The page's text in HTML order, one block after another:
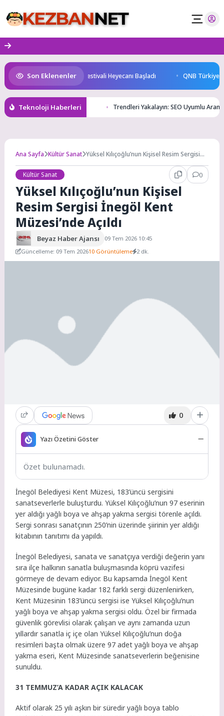
to
content
Son Eklenenler
Konya’da Bisiklet Festivali Heyecanı Başladı QNB Türkiye
Teknoloji Haberleri Trendleri Yakalayın: SEO Uyumlu
Ana Sayfa Kültür Sanat Yüksel Kılıçoğlu’nun Kişisel Resim Sergisi
Kültür Sanat
0
Yüksel Kılıçoğlu’nun Kişisel
Resim Sergisi İnegöl Kent
Müzesi’nde Açıldı
Beyaz Haber Ajansı
09 Tem 2026 10:45
Güncelleme: 09 Tem 202610 Görüntüleme 2 dk.
0
Yazı Özetini Göster
Özet bulunamadı.
İnegöl Belediyesi Kent Müzesi, 183’üncü sergisini
sanatseverlerle buluşturdu. Yüksel Kılıçoğlu’nun 97 eserinin
yer aldığı yağlı boya ve ahşap yakma sergisi törenle açıldı.
Sergi sonrası sanatçının 250’nin üzerinde şiirinin yer aldığı
kitabının tanıtımı da yapıldı.
İnegöl Belediyesi, sanata ve sanatçıya verdiği değerin yanı
sıra ilçe halkının sanatla buluşmasında köprü vazifesi
görmeye de devam ediyor. Bu kapsamda İnegöl Kent
Müzesinde bugüne kadar 182 farklı sergi düzenlenirken,
Kent Müzesinin 183’üncü sergisi ise Yüksel Kılıçoğlu’nun
yağlı boya ve ahşap yakma sergisi oldu. Özel bir firmada
güvenlik görevlisi olarak çalışan ve aynı zamanda uzun
yıllardır sanatla iç içe olan Yüksel Kılıçoğlu’nun doğa
resimleri başta olmak üzere 97 adet yağlı boya ve ahşap
yakma eseri, Kent Müzesinde sanatseverlerin beğenisine
sunuldu.
31 TEMMUZ’A KADAR AÇIK KALACAK
Aktif olarak 25 yılı aşkın bir süredir yağlı boya tablo